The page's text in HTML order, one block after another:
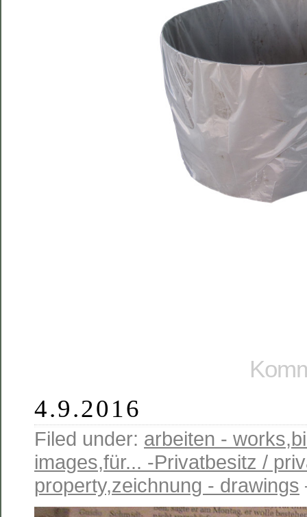
4.9.2016
Filed under: arbeiten - works,
images,für... -Privatbesitz /
property,zeichnung - drawings